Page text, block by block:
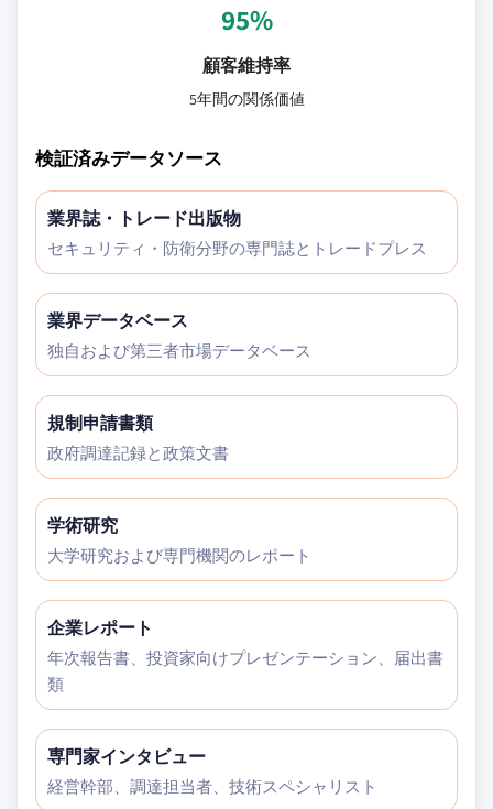
95%
顧客維持率
5年間の関係価値
検証済みデータソース
業界誌・トレード出版物
セキュリティ・防衛分野の専門誌とトレードプレス
業界データベース
独自および第三者市場データベース
規制申請書類
政府調達記録と政策文書
学術研究
大学研究および専門機関のレポート
企業レポート
年次報告書、投資家向けプレゼンテーション、届出書
類
専門家インタビュー
経営幹部、調達担当者、技術スペシャリスト